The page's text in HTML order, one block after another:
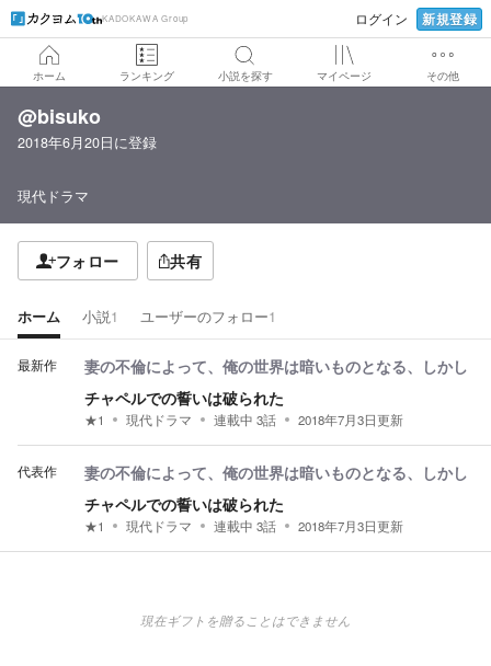
KADOKAWA Group ログイン 新規登録
ホーム ランキング 小説を探す マイページ その他
@bisuko
2018年6月20日に登録
現代ドラマ
フォロー 共有
ホーム 小説1 ユーザーのフォロー1
最新作 妻の不倫によって、俺の世界は暗いものとなる、しかし
チャペルでの誓いは破られた
★1 現代ドラマ 連載中 3話 2018年7月3日更新
代表作 妻の不倫によって、俺の世界は暗いものとなる、しかし
チャペルでの誓いは破られた
★1 現代ドラマ 連載中 3話 2018年7月3日更新
現在ギフトを贈ることはできません